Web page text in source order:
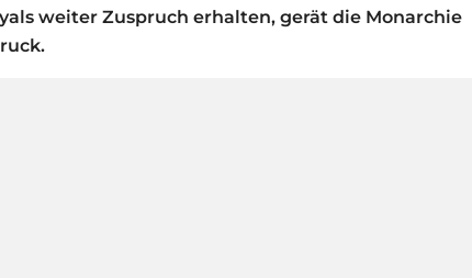
weiter Zuspruch erhalten, gerät die Monarchie